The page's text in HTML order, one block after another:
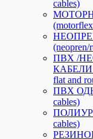
cables)
(neopren/
ПВХ /
flat and
ПВХ
cables)
cables)